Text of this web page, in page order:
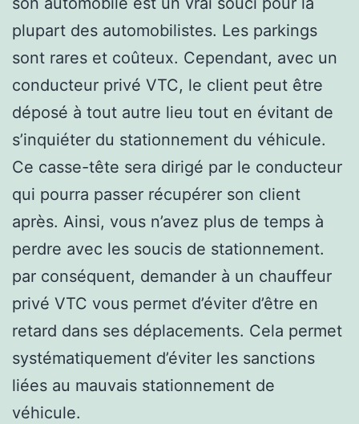
plupart des automobilistes. Les parkings
sont rares et coûteux. Cependant, avec un
conducteur privé VTC, le client peut être
déposé à tout autre lieu tout en évitant de
s’inquiéter du stationnement du véhicule.
Ce casse-tête sera dirigé par le conducteur
qui pourra passer récupérer son client
après. Ainsi, vous n’avez plus de temps à
perdre avec les soucis de stationnement.
par conséquent, demander à un chauffeur
privé VTC vous permet d’éviter d’être en
retard dans ses déplacements. Cela permet
systématiquement d’éviter les sanctions
liées au mauvais stationnement de
véhicule.